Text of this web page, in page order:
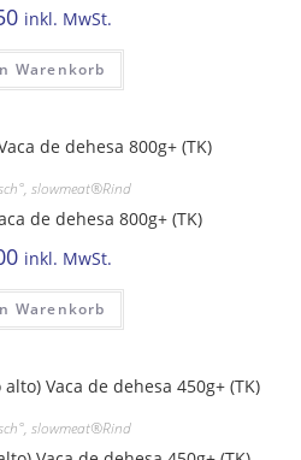
inkl. MwSt.
Warenkorb
, slowmeat®Rind
de dehesa 800g+ (TK)
inkl. MwSt.
Warenkorb
, slowmeat®Rind